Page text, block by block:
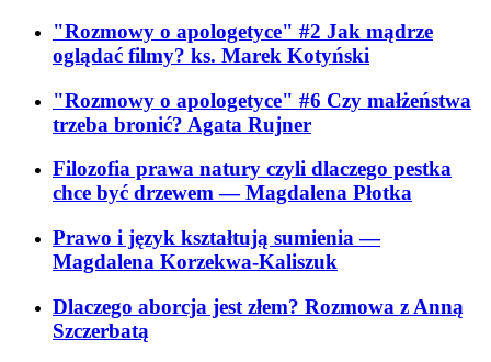
"Rozmowy o apologetyce" #2 Jak mądrze
oglądać filmy? ks. Marek Kotyński
"Rozmowy o apologetyce" #6 Czy małżeństwa
trzeba bronić? Agata Rujner
Filozofia prawa natury czyli dlaczego pestka
chce być drzewem— Magdalena Płotka
Prawo i język kształtują sumienia—
Magdalena Korzekwa-Kaliszuk
Dlaczego aborcja jest złem? Rozmowa z Anną
Szczerbatą